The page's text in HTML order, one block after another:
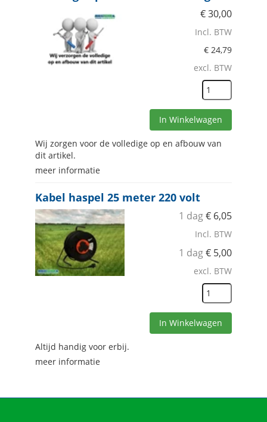
€30,00
Incl. BTW
€ 24,79
excl. BTW
In Winkelwagen
Wij zorgen voor de volledige op en afbouw van
dit artikel.
meer informatie
Kabel haspel 25 meter 220 volt
1 dag€ 6,05
Incl. BTW
1 dag€ 5,00
excl. BTW
In Winkelwagen
Altijd handig voor erbij.
meer informatie